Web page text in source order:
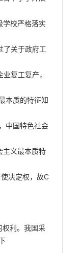
学校严格落实
了关于政府工
复工复产，
本质的特征知
中国特色社会
主义最本质特
决定权，故C
权利。我国采